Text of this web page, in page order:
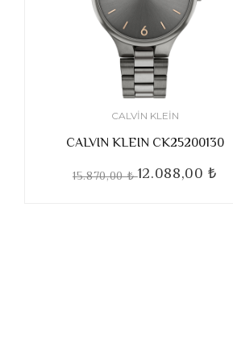
CALVIN KLEIN
CALVIN KLEIN CK25200130
15.870,00 ₺12.088,00 ₺